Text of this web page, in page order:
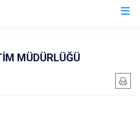
MÜDÜRLÜĞÜ